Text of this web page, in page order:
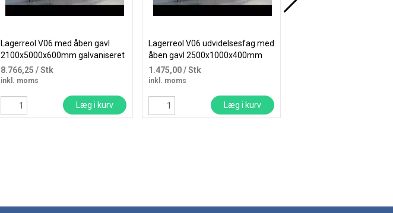
Lagerreol V06 med åben gavl
2100x5000x600mm galvaniseret
8.766,25 / Stk
inkl. moms
Læg i kurv
Lagerreol V06 udvidelsesfag med
åben gavl 2500x1000x400mm
galvaniseret
1.475,00/ Stk
inkl. moms
Læg i kurv